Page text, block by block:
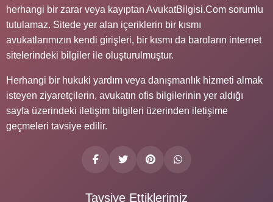
herhangi bir zarar veya kayıptan AvukatBilgisi.Com sorumlu
tutulamaz. Sitede yer alan içeriklerin bir kısmı
avukatlarımızın kendi girişleri, bir kısmı da baroların internet
sitelerindeki bilgiler ile oluşturulmuştur.
Herhangi bir hukuki yardım veya danışmanlık hizmeti almak
isteyen ziyaretçilerin, avukatın ofis bilgilerinin yer aldığı
sayfa üzerindeki iletişim bilgileri üzerinden iletişime
geçmeleri tavsiye edilir.
Tavsiye Ettiklerimiz